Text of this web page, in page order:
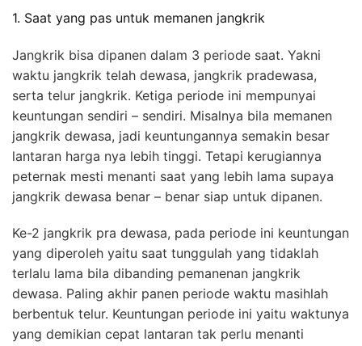
1. Saat yang pas untuk memanen jangkrik
Jangkrik bisa dipanen dalam 3 periode saat. Yakni
waktu jangkrik telah dewasa, jangkrik pradewasa,
serta telur jangkrik. Ketiga periode ini mempunyai
keuntungan sendiri – sendiri. Misalnya bila memanen
jangkrik dewasa, jadi keuntungannya semakin besar
lantaran harga nya lebih tinggi. Tetapi kerugiannya
peternak mesti menanti saat yang lebih lama supaya
jangkrik dewasa benar – benar siap untuk dipanen.
Ke-2 jangkrik pra dewasa, pada periode ini keuntungan
yang diperoleh yaitu saat tunggulah yang tidaklah
terlalu lama bila dibanding pemanenan jangkrik
dewasa. Paling akhir panen periode waktu masihlah
berbentuk telur. Keuntungan periode ini yaitu waktunya
yang demikian cepat lantaran tak perlu menanti